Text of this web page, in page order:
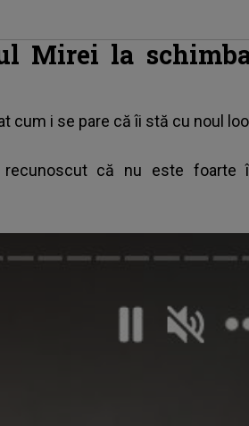
Mirei la
cum i se pare că îi stă cu noul
că nu este foarte